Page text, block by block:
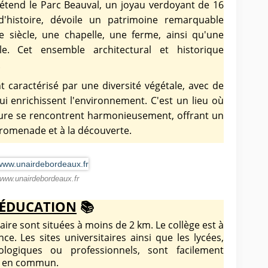
le Parc Beauval, un joyau verdoyant de 16
dévoile un patrimoine remarquable
siècle, une chapelle, une ferme, ainsi qu'une
Cet ensemble architectural et historique
par une diversité végétale, avec de
enrichissent l'environnement. C'est un lieu où
se rencontrent harmonieusement, offrant un
et à la découverte.
📚
sont situées à moins de 2 km. Le collège est à
Les sites universitaires ainsi que les lycées,
ou professionnels, sont facilement
en commun.